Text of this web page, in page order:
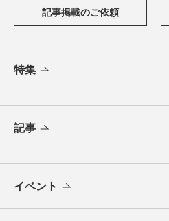
記事掲載のご依頼
特集
記事
イベント